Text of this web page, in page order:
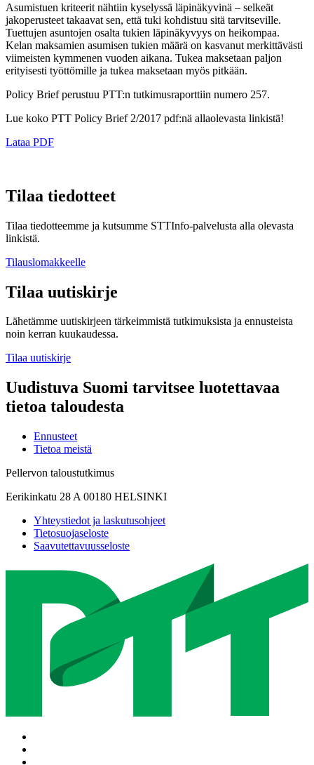
Asumistuen kriteerit nähtiin kyselyssä läpinäkyvinä – selkeät
jakoperusteet takaavat sen, että tuki kohdistuu sitä tarvitseville.
Tuettujen asuntojen osalta tukien läpinäkyvyys on heikompaa.
Kelan maksamien asumisen tukien määrä on kasvanut merkittävästi
viimeisten kymmenen vuoden aikana. Tukea maksetaan paljon
erityisesti työttömille ja tukea maksetaan myös pitkään.
Policy Brief perustuu PTT:n tutkimusraporttiin numero 257.
Lue koko PTT Policy Brief 2/2017 pdf:nä allaolevasta linkistä!
Lataa PDF
Tilaa tiedotteet
Tilaa tiedotteemme ja kutsumme STTInfo-palvelusta alla olevasta
linkistä.
Tilauslomakkeelle
Tilaa uutiskirje
Lähetämme uutiskirjeen tärkeimmistä tutkimuksista ja ennusteista
noin kerran kuukaudessa.
Tilaa uutiskirje
Uudistuva Suomi tarvitsee luotettavaa
tietoa taloudesta
Ennusteet
Tietoa meistä
Pellervon taloustutkimus
Eerikinkatu 28 A 00180 HELSINKI
Yhteystiedot ja laskutusohjeet
Tietosuojaseloste
Saavutettavuusseloste